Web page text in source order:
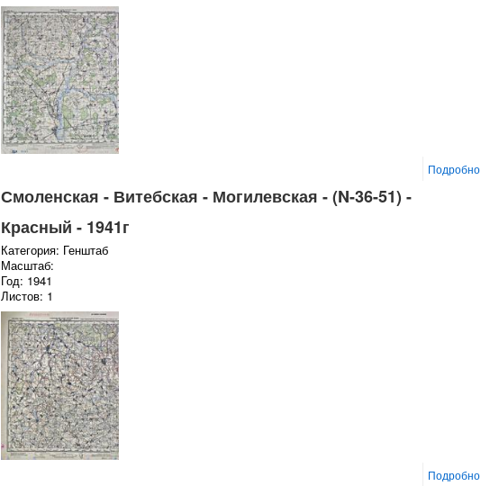
Подробно
Смоленская - Витебская - Могилевская - (N-36-51) -
Красный - 1941г
Категория: Генштаб
Масштаб:
Год: 1941
Листов: 1
Подробно